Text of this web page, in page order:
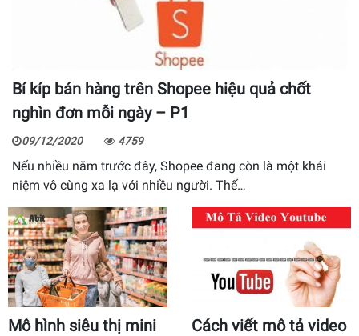
Bí kíp bán hàng trên Shopee hiệu quả chốt
nghìn đơn mỗi ngày – P1
09/12/2020 4759
Nếu nhiều năm trước đây, Shopee đang còn là một khái
niệm vô cùng xa lạ với nhiều người. Thế…
Mô hình siêu thị mini
Cách viết mô tả video